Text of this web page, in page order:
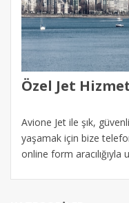
Özel Jet
Avione Jet ile şık,
yaşamak için bize
online form aracılığıyla